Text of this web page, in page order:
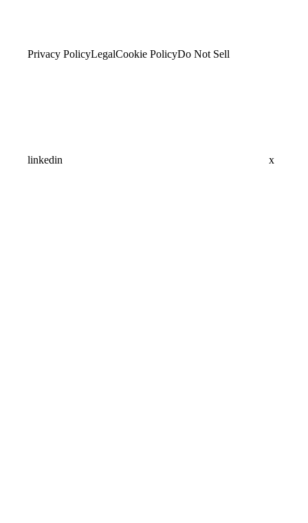
Privacy PolicyLegalCookie PolicyDo Not Sell
linkedin x